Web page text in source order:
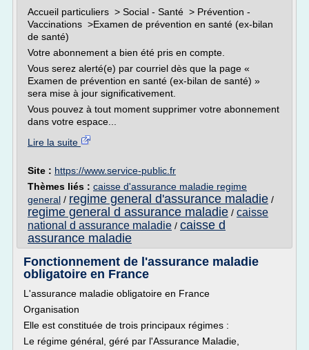
Accueil particuliers > Social - Santé > Prévention -
Vaccinations >Examen de prévention en santé (ex-bilan
de santé)
Votre abonnement a bien été pris en compte.
Vous serez alerté(e) par courriel dès que la page «
Examen de prévention en santé (ex-bilan de santé) »
sera mise à jour significativement.
Vous pouvez à tout moment supprimer votre abonnement
dans votre espace...
Lire la suite
Site : https://www.service-public.fr
Thèmes liés : caisse d'assurance maladie regime
general / regime general d'assurance maladie /
regime general d assurance maladie / caisse
national d assurance maladie / caisse d
assurance maladie
Fonctionnement de l'assurance maladie
obligatoire en France
L'assurance maladie obligatoire en France
Organisation
Elle est constituée de trois principaux régimes :
Le régime général, géré par l'Assurance Maladie,